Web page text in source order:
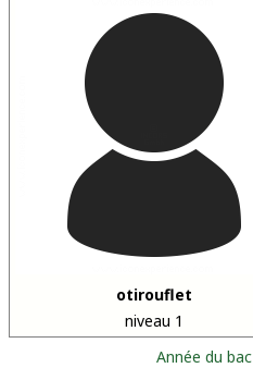
otirouflet
niveau 1
Année du bac